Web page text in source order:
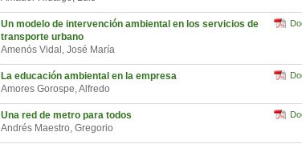
Un modelo de intervención ambiental en los servicios de
transporte urbano
Amenós Vidal, José María
La educación ambiental en la empresa
Amores Gorospe, Alfredo
Una red de metro para todos
Andrés Maestro, Gregorio